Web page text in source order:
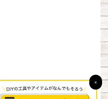
プライバシーポリシー
×